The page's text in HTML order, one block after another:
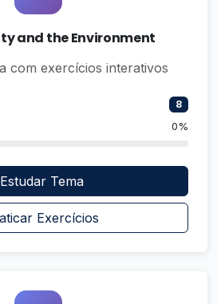
and the Environment
com exercícios interativos
8
0%
Estudar Tema
Exercícios